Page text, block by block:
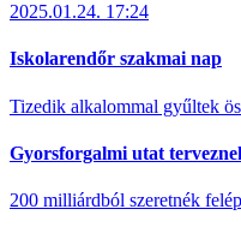
2025.01.24. 17:24
Iskolarendőr szakmai nap
Tizedik alkalommal gyűltek
Gyorsforgalmi utat
200 milliárdból szeretnék